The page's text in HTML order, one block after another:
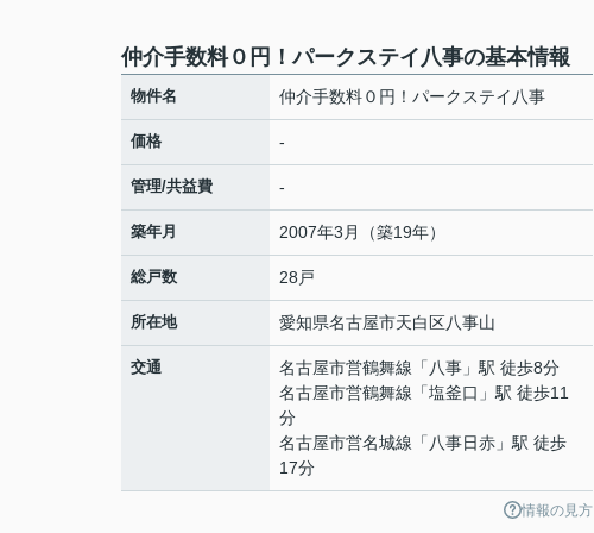
仲介手数料０円！パークステイ八事の基本情報
物件名 仲介手数料０円！パークステイ八事
価格 -
管理/共益費 -
築年月 2007年3月（築19年）
総戸数 28戸
所在地 愛知県名古屋市天白区八事山
交通 名古屋市営鶴舞線 「 八事 」駅 徒歩8分
名古屋市営鶴舞線 「塩釜口 」駅 徒歩11
分
名古屋市営名城線 「 八事日赤 」駅 徒歩
17分
情報の見方